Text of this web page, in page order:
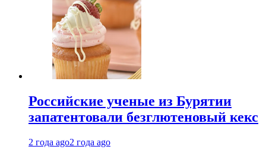
Российские ученые из Бурятии
запатентовали безглютеновый кекс
2 года ago2 года ago